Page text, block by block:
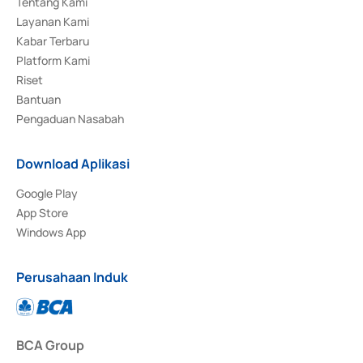
Layanan Kami
Kabar Terbaru
Platform Kami
Riset
Bantuan
Pengaduan Nasabah
Download Aplikasi
Google Play
App Store
Windows App
Perusahaan Induk
BCA Group